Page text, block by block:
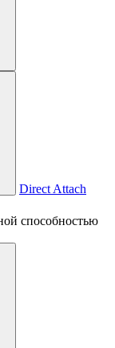
Direct Attach
способностью